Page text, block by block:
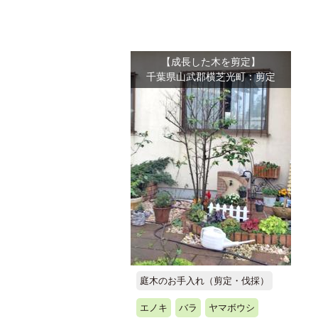
【成長した木を剪定】
千葉県山武郡横芝光町：剪定
庭木のお手入れ（剪定・伐採）
エノキ バラ ヤマボウシ